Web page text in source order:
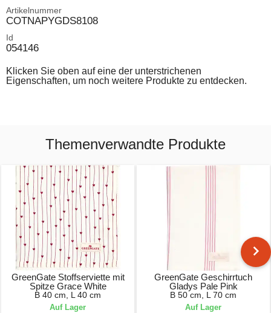
Artikelnummer
COTNAPYGDS8108
Id
054146
Klicken Sie oben auf eine der unterstrichenen
Eigenschaften, um noch weitere Produkte zu entdecken.
Themenverwandte Produkte
GreenGate Stoffserviette mit
Spitze Grace White
B 40 cm, L 40 cm
Auf Lager
GreenGate Geschirrtuch
Gladys Pale Pink
B 50 cm, L 70 cm
Auf Lager